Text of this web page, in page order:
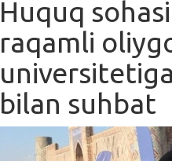
Huquq
raqamli
bilan suhbat